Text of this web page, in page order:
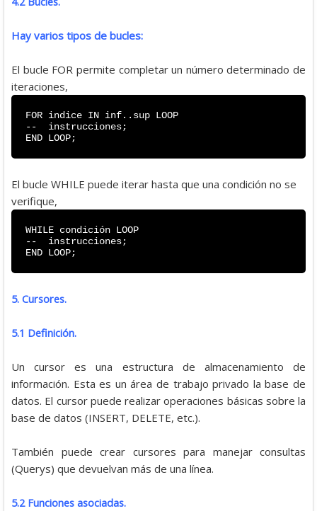
Hay varios tipos de bucles:
El bucle FOR permite completar un número determinado de
iteraciones,
FOR indice IN inf..sup LOOP
-- instrucciones;
END LOOP;
El bucle WHILE puede iterar hasta que una condición no se
verifique,
WHILE condición LOOP
-- instrucciones;
END LOOP;
5. Cursores.
5.1 Definición.
Un cursor es una estructura de almacenamiento de
información. Esta es un área de trabajo privado la base de
datos. El cursor puede realizar operaciones básicas sobre la
base de datos (INSERT, DELETE, etc.).
También puede crear cursores para manejar consultas
(Querys) que devuelvan más de una línea.
5.2 Funciones asociadas.